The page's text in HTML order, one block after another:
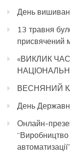
День
13 травня
присвячений
«ВИКЛИК
ВЕСНЯНИЙ
День
Онлайн-
“Виробництво
автоматизації”